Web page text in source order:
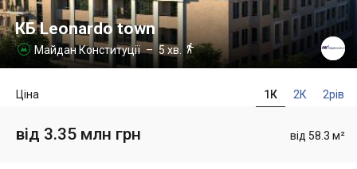
КБ Leonardo town
 Майдан Конституції– 5 хв. 
1К 2К 2рів
Ціна
від 58.3 м²
від 3.35 млн грн